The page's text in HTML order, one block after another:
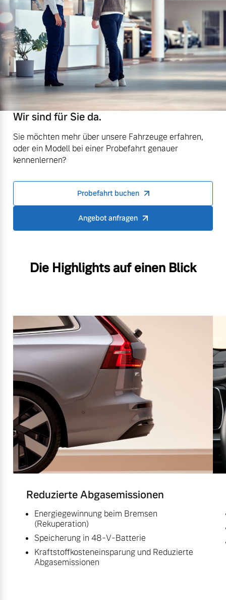
Wir sind für Sie da.
Sie möchten mehr über unsere Fahrzeuge erfahren,
oder ein Modell bei einer Probefahrt genauer
kennenlernen?
Probefahrt buchen
Angebot anfragen
Die Highlights auf einen Blick
Reduzierte Abgasemissionen
Energiegewinnung beim Bremsen
(Rekuperation)
Speicherung in 48-V-Batterie
Kraftstoffkosteneinsparung und Reduzierte
Abgasemissionen